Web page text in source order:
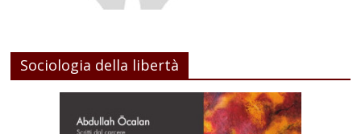
Sociologia della libertà